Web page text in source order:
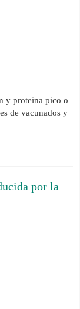
y proteina pico o
de vacunados y
por la